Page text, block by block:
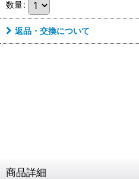
数量:
返品・交換について
商品詳細